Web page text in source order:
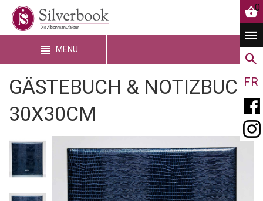
0
FR
MENU
GÄSTEBUCH & NOTIZBUCH
30X30CM